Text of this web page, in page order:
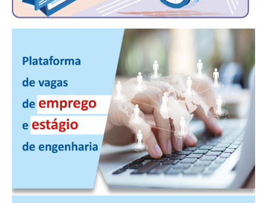
SEESP NOTÍCIAS
FOTOS
PUBLICAÇÕES
PUBLICIDADE
MANUAL DE REDAÇÃO